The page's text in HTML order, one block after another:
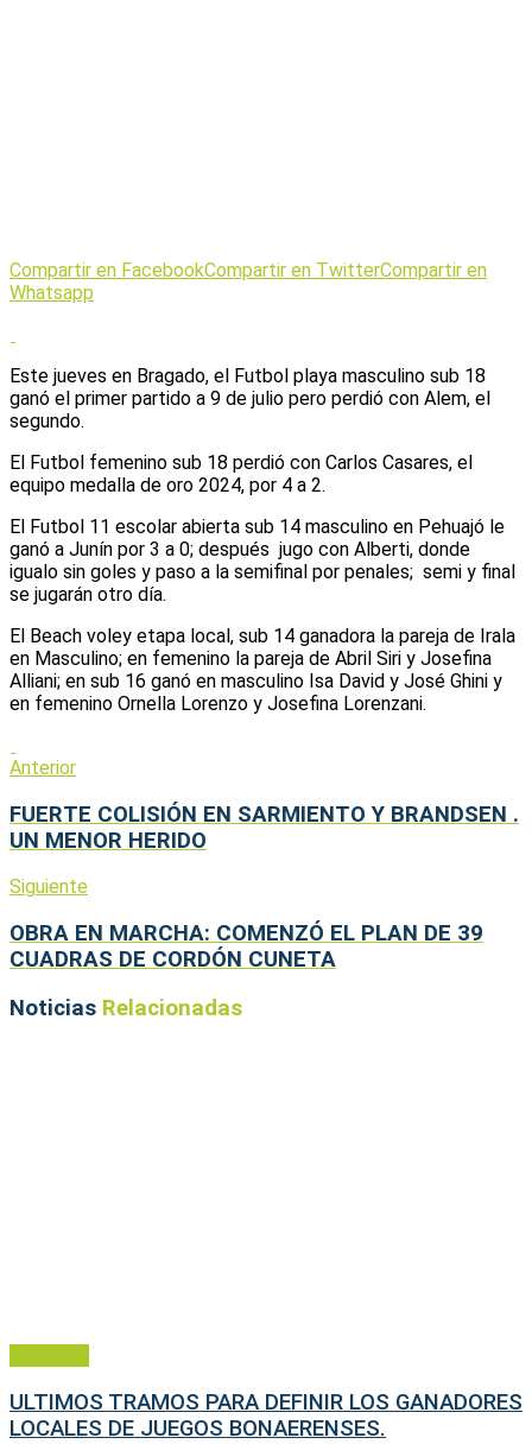
Compartir en FacebookCompartir en TwitterCompartir en
Whatsapp
Este jueves en Bragado, el Futbol playa masculino sub 18
ganó el primer partido a 9 de julio pero perdió con Alem, el
segundo.
El Futbol femenino sub 18 perdió con Carlos Casares, el
equipo medalla de oro 2024, por 4 a 2.
El Futbol 11 escolar abierta sub 14 masculino en Pehuajó le
ganó a Junín por 3 a 0; después jugo con Alberti, donde
igualo sin goles y paso a la semifinal por penales; semi y final
se jugarán otro día.
El Beach voley etapa local, sub 14 ganadora la pareja de Irala
en Masculino; en femenino la pareja de Abril Siri y Josefina
Alliani; en sub 16 ganó en masculino Isa David y José Ghini y
en femenino Ornella Lorenzo y Josefina Lorenzani.
Anterior
FUERTE COLISIÓN EN SARMIENTO Y BRANDSEN .
UN MENOR HERIDO
Siguiente
OBRA EN MARCHA: COMENZÓ EL PLAN DE 39
CUADRAS DE CORDÓN CUNETA
Noticias Relacionadas
ULTIMOS TRAMOS PARA DEFINIR LOS GANADORES
LOCALES DE JUEGOS BONAERENSES.